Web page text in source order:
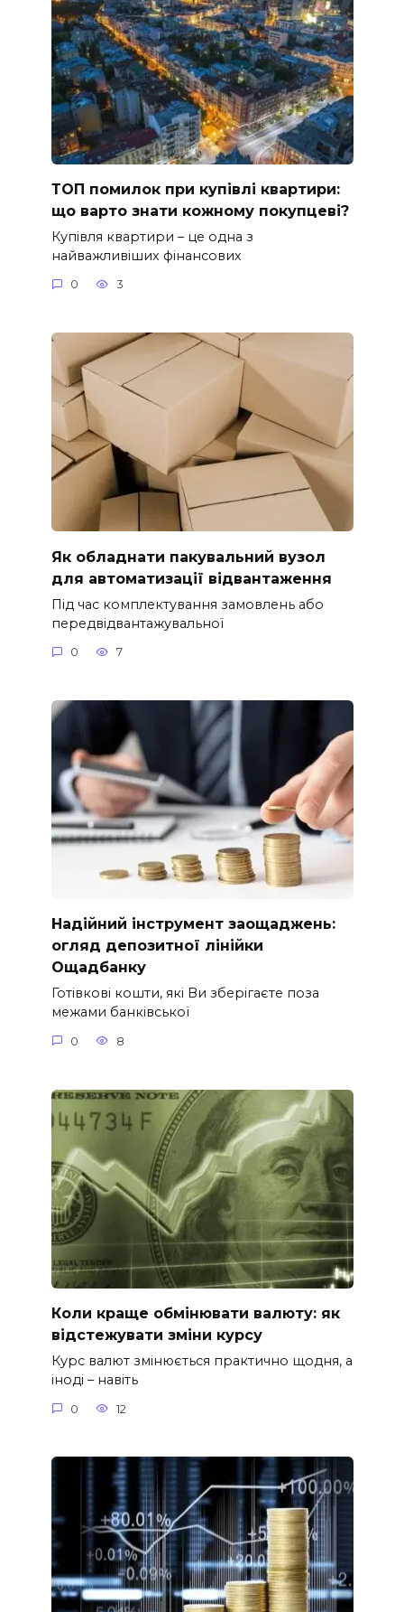
ТОП помилок при купівлі квартири:
що варто знати кожному покупцеві?
Купівля квартири – це одна з
найважливіших фінансових
0 3
Як обладнати пакувальний вузол
для автоматизації відвантаження
Під час комплектування замовлень або
передвідвантажувальної
0 7
Надійний інструмент заощаджень:
огляд депозитної лінійки
Ощадбанку
Готівкові кошти, які Ви зберігаєте поза
межами банківської
0 8
Коли краще обмінювати валюту: як
відстежувати зміни курсу
Курс валют змінюється практично щодня, а
іноді – навіть
0 12